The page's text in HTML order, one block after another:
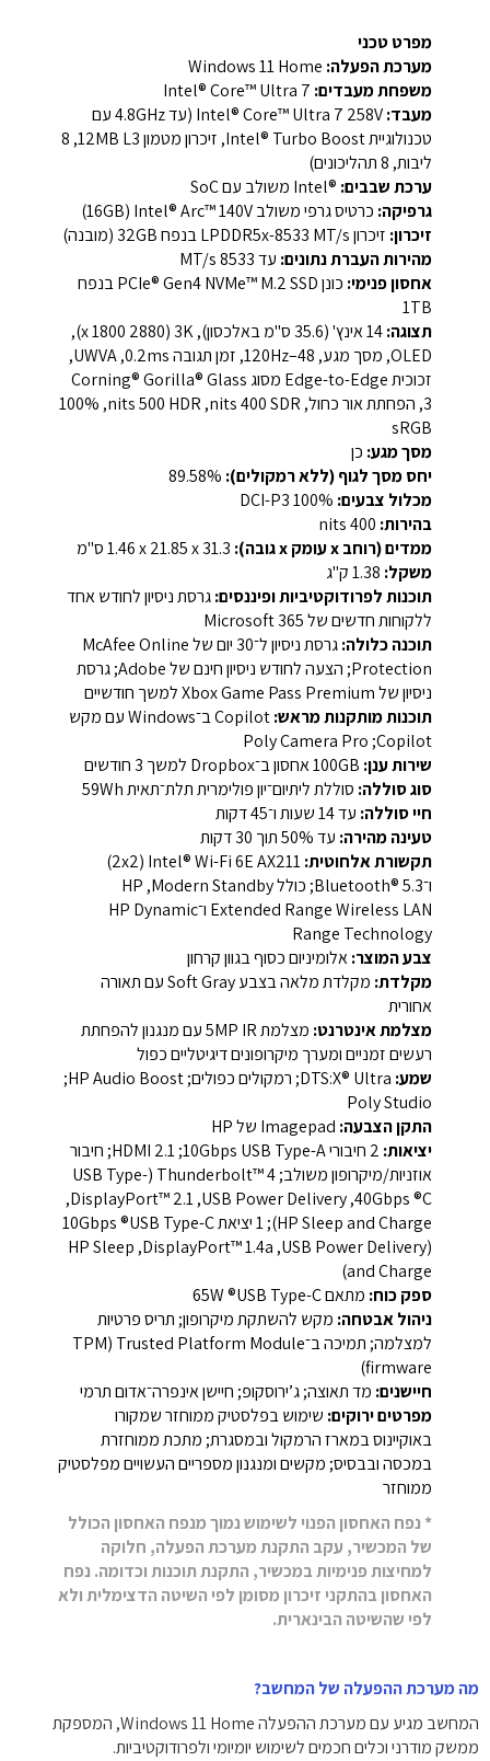
מפרט טכני
מערכת הפעלה:
משפחת מעבדים:
מעבד:
Intel® Core™ Ultra 7 258V ‏(עד 4.8GHz עם
טכנולוגיית ‏Intel® Turbo Boost‏, זיכרון מטמון ‏L3‏ ‏12MB‏, ‏8‏
ליבות, ‏8‏ תהליכונים)
ערכת שבבים:
גרפיקה: כרטיס גרפי משולב ‏Intel® Arc™ 140V‏ ‏(16GB)‏
זיכרון: זיכרון ‏LPDDR5x-8533 MT/s‏‏ בנפח ‏32GB‏ (מובנה)‏
מהירות העברת נתונים: עד ‏8533 MT/s‏‏
אחסון פנימי:
כונן ‏PCIe® Gen4 NVMe™ M.2 SSD‏ בנפח
תצוגה:
‏14 אינץ' (35.6 ס"מ באלכסון), ‏3K‏ ‏(2880 x 1800)‏,
‏OLED‏, מסך מגע, ‏48–120Hz‏, זמן תגובה ‏0.2ms‏, ‏UWVA‏,
זכוכית ‏Edge-to-Edge‏ מסוג ‏Corning® Gorilla® Glass
3‏, הפחתת אור כחול, ‏SDR‏ ‏400 nits‏, ‏HDR‏ ‏500 nits‏, ‏‎100%
sRGB‏‏
מסך מגע: כן
יחס מסך לגוף (ללא רמקולים):
מכלול צבעים:
בהירות:
ממדים (רוחב x עומק x גובה):
משקל:
תוכנות לפרודוקטיביות ופיננסים:גרסת ניסיון לחודש אחד
ללקוחות חדשים של ‏Microsoft 365‏‏
תוכנה כלולה:
גרסת ניסיון ל־30 יום של ‏McAfee Online
Protection‏; הצעה לחודש ניסיון חינם של ‏Adobe‏; גרסת
ניסיון של ‏Xbox Game Pass Premium‏ למשך חודשיים‏
תוכנות מותקנות מראש:
‏Copilot‏ ב־Windows‏ עם מקש
שירות ענן:
סוג סוללה: סוללת ליתיום־יון פולימרית תלת־תאית ‏59Wh‏‏
חיי סוללה: עד ‏14‏ שעות ו־‏45‏ דקות‏‏
טעינה מהירה: עד ‏50%‏ תוך ‏30‏ דקות‏‏
תקשורת אלחוטית:
‏Intel® Wi-Fi 6E AX211‏ ‏(2x2)‏
ו־‏Bluetooth® 5.3‏‏; כולל ‏Modern Standby‏, ‏HP
Extended Range Wireless LAN‏ ו־‏HP Dynamic
Range Technology‏‏
צבע המוצר:אלומיניום כסוף בגוון קרחון‏‏
מקלדת:
מקלדת מלאה בצבע ‏Soft Gray‏ עם תאורה
אחורית‏‏
מצלמת אינטרנט:
מצלמת ‏IR‏ ‏5MP‏ עם מנגנון להפחתת
רעשים זמניים ומערך מיקרופונים דיגיטליים כפול‏‏
שמע:
‏DTS:X® Ultra‏; רמקולים כפולים; ‏HP Audio Boost‏;
התקן הצבעה:
יציאות:
‏2‏ חיבורי ‏USB Type-A‏ ‏10Gbps‏; ‏HDMI 2.1‏; חיבור
‏אוזניות/מיקרופון‏ משולב; ‏Thunderbolt™ 4‏ ‏(USB Type-
C®‏ ‏40Gbps‏, ‏USB Power Delivery‏, ‏DisplayPort™ 2.1‏,
‏HP Sleep and Charge‏); ‏1‏ יציאת ‏USB Type-C®‏ ‏10Gbps‏
‏(USB Power Delivery‏, ‏DisplayPort™ 1.4a‏, ‏HP Sleep
and Charge‏)‏‏
ספק כוח: מתאם ‏USB Type-C®‏ ‏65W‏‏
ניהול אבטחה: מקש להשתקת מיקרופון; תריס פרטיות
למצלמה; תמיכה ב־‏Trusted Platform Module‏ ‏(TPM
firmware)‏‏
חיישנים: מד תאוצה; ג’ירוסקופ; חיישן אינפרה־אדום תרמי‏‏
מפרטים ירוקים: שימוש בפלסטיק ממוחזר שמקורו
באוקיינוס במארז הרמקול ובמסגרת; מתכת ממוחזרת
במכסה ובבסיס; מקשים ומנגנון מספריים העשויים מפלסטיק
ממוחזר
* נפח האחסון הפנוי לשימוש נמוך מנפח האחסון הכולל
של המכשיר, עקב התקנת מערכת הפעלה, חלוקה
למחיצות פנימיות במכשיר, התקנת תוכנות וכדומה. נפח
האחסון בהתקני זיכרון מסומן לפי השיטה הדצימלית ולא
לפי שהשיטה הבינארית.
מה מערכת ההפעלה של המחשב?
המחשב מגיע עם מערכת ההפעלה Windows 11 Home, המספקת
ממשק מודרני וכלים חכמים לשימוש יומיומי ולפרודוקטיביות.